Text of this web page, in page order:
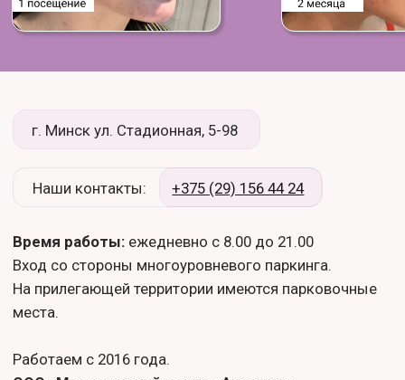
© 2021-2026 ООО "Медицинский центр "Аксамит"